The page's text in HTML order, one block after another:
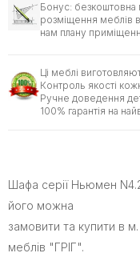
Бонус: безкоштовна
розміщення меблів в
нам плану
Ці меблі
Контроль якості
Ручне доведення
100% гарантія на
Шафа серії Ньюмен
його можна
замовити та купити в м.
меблів "ГРІГ".